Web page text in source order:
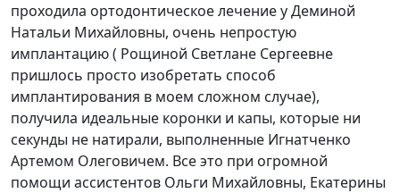
проходила ортодонтическое лечение у Деминой
Натальи Михайловны, очень непростую
имплантацию ( Рощиной Светлане Сергеевне
пришлось просто изобретать способ
имплантирования в моем сложном случае),
получила идеальные коронки и капы, которые ни
секунды не натирали, выполненные Игнатченко
Артемом Олеговичем. Все это при огромной
помощи ассистентов Ольги Михайловны, Екатерины